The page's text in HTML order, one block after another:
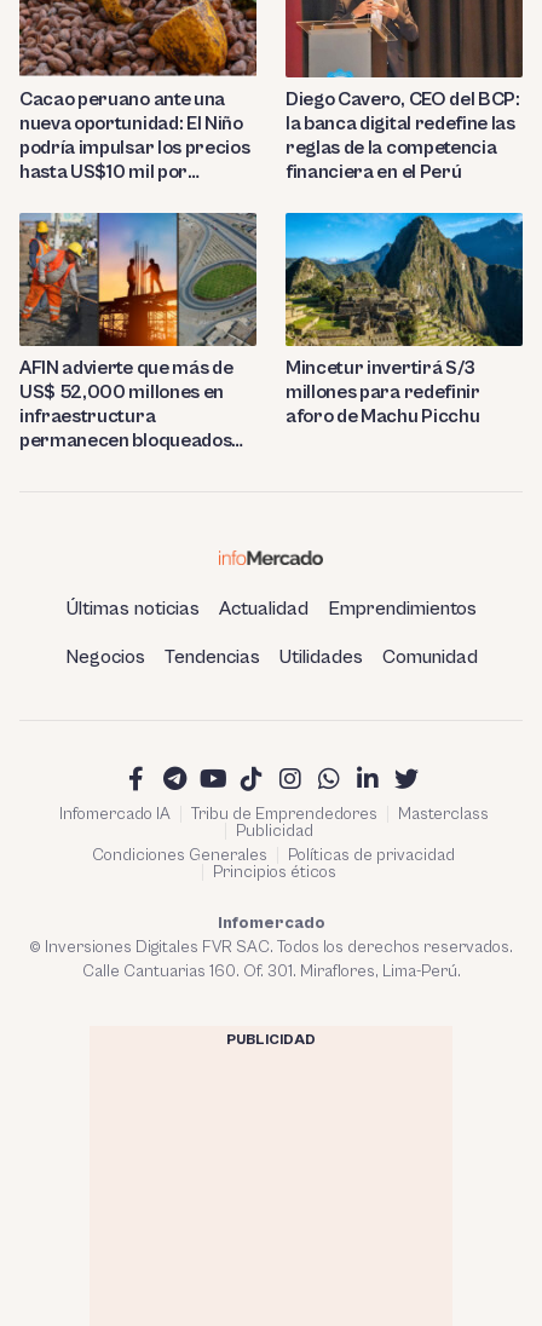
Cacao peruano ante una
nueva oportunidad: El Niño
podría impulsar los precios
hasta US$10 mil por
Diego Cavero, CEO del BCP:
la banca digital redefine las
reglas de la competencia
financiera en el Perú
AFIN advierte que más de
US$ 52,000 millones en
infraestructura
permanecen bloqueados
Mincetur invertirá S/3
millones para redefinir
aforo de Machu Picchu
Últimas noticias Actualidad Emprendimientos
Negocios Tendencias Utilidades Comunidad
Infomercado IA Tribu de Emprendedores
Masterclass
Publicidad
Condiciones Generales
Políticas de privacidad
Principios éticos
Infomercado
© Inversiones Digitales FVR SAC. Todos los derechos reservados.
Calle Cantuarias 160. Of. 301. Miraflores, Lima-Perú.
PUBLICIDAD